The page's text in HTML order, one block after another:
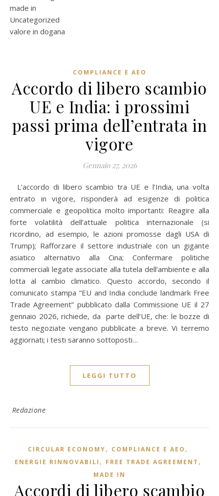
made in
Uncategorized
valore in dogana
COMPLIANCE E AEO
Accordo di libero scambio
UE e India: i prossimi
passi prima dell’entrata in
vigore
Gennaio 27, 2026
L’accordo di libero scambio tra UE e l’India, una volta
entrato in vigore, risponderà ad esigenze di politica
commerciale e geopolitica molto importanti: Reagire alla
forte volatilità dell’attuale politica internazionale (si
ricordino, ad esempio, le azioni promosse dagli USA di
Trump); Rafforzare il settore industriale con un gigante
asiatico alternativo alla Cina; Confermare politiche
commerciali legate associate alla tutela dell’ambiente e alla
lotta al cambio climatico. Questo accordo, secondo il
comunicato stampa “EU and India conclude landmark Free
Trade Agreement” pubblicato dalla Commissione UE il 27
gennaio 2026, richiede, da parte dell’UE, che: le bozze di
testo negoziate vengano pubblicate a breve. Vi terremo
aggiornati; i testi saranno sottoposti…
LEGGI TUTTO
Redazione
CIRCULAR ECONOMY, COMPLIANCE E AEO ,
ENERGIE RINNOVABILI , FREE TRADE AGREEMENT ,
MADE IN
Accordi di libero scambio